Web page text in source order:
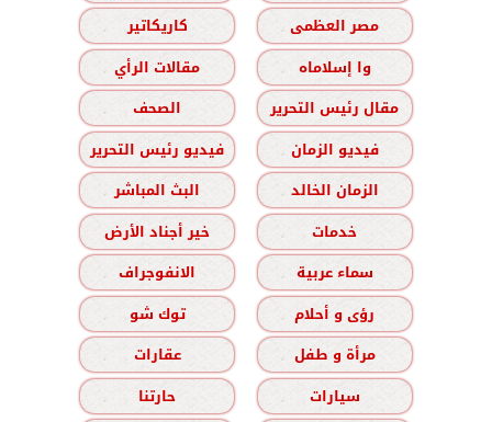
مصر العظمى
كاريكاتير
وا إسلاماه
مقالات الرأي
مقال رئيس التحرير
الصحف
فيديو الزمان
فيديو رئيس التحرير
الزمان الخالد
البث المباشر
خدمات
خير أجناد الأرض
سماء عربية
الانفوجراف
رؤى و أحلام
توك شو
مرأة و طفل
عقارات
سيارات
حارتنا